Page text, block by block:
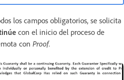
los campos obligatorios, se solicita
con el inicio del proceso de
con Proof.